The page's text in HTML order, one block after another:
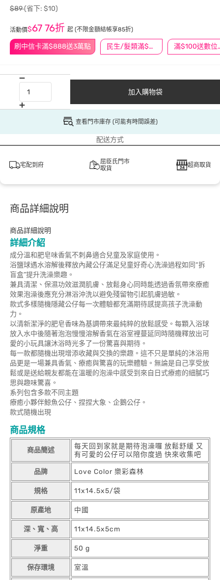
刷中信卡滿$888送3萬點 民生/髮類滿$388送舒潔冰巾 滿
$89(省下: $10)
活動價$67 76折 起 (不限金額結帳享85折)
加入購物袋
查看門市庫存 (可能有時間誤差)
配送方式
宅配到府
屈臣氏門市
取貨
超商取貨
商品詳細說明
商品詳細說明
詳細介紹
成分溫和肥皂味香氣不刺鼻適合兒童及家庭使用。
浴鹽球遇水溶解後釋放內藏公仔滿足兒童好奇心洗澡過程如同“拆
盲盒”提升洗澡樂趣。
兼具清潔、保濕功效滋潤肌膚、放鬆身心同時能透過香氛帶來療癒
效果泡澡後應充分淋浴沖洗以避免殘留物引起肌膚過敏。
款式多樣隨機隱藏公仔每一次體驗都充滿期待感提高孩子洗澡動
力。
以清新潔淨的肥皂香味為基調帶來最純粹的放鬆感受。每顆入浴球
放入水中後隨著泡泡慢慢溶解香氣在浴室裡蔓延同時隨機釋放出可
愛的小玩具讓沐浴時光多了一份驚喜與期待。
每一款都隨機出現增添收藏與交換的樂趣。這不只是單純的沐浴用
品更是一場兼具香氣、療癒與驚喜的玩樂體驗。無論是自己享受放
鬆或是送給親友都能在溫暖的泡澡中感受到來自日式療癒的細膩巧
思與趣味驚喜。
系列包含多款不同主題
療癒小夥伴鯨魚公仔、捏捏大象、企鵝公仔。
款式隨機出現
商品規格
商品簡述
每天回到家就是期待泡澡囉 放鬆舒緩 又
有可愛的公仔可以陪你度過 快來收集吧
品牌 Love Color 樂彩森林
規格 11x14.5x5/袋
原產地 中國
深、寬、高 11x14.5x5cm
淨重 50 g
保存環境 室溫